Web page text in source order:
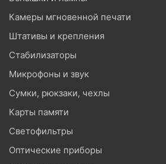
Камеры мгновенной печати
Штативы и крепления
Стабилизаторы
Микрофоны и звук
Сумки, рюкзаки, чехлы
Карты памяти
Светофильтры
Оптические приборы